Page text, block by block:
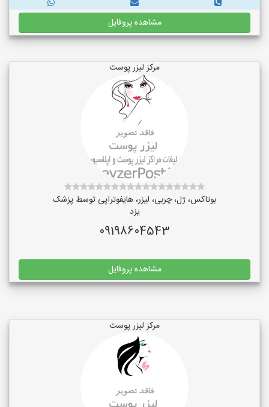
مشاهده پروفایل
مرکز لیزر پوست
بوتاکس، ژل، چربی، لیزر، هایفوتراپی توسط پزشک
یزد
09198604543
مشاهده پروفایل
مرکز لیزر پوست